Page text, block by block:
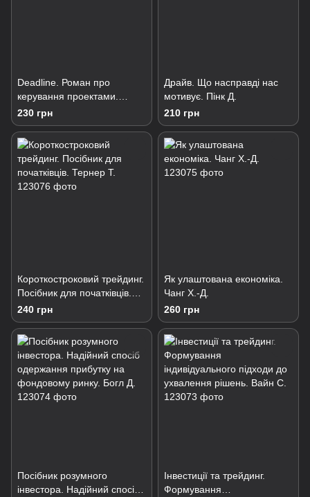
Deadline. Роман про
керування проектами.
Демарко Т.
230 грн
Драйв. Що насправді нас
мотивує. Пінк Д.
210 грн
Короткостроковий трейдинг.
Посібник для початківців.
Тернер Т.
240 грн
Як улаштована економіка.
Чанг Х.-Д.
260 грн
Посібник розумного
інвестора. Надійний спосіб
Інвестиції та трейдинг.
Формування